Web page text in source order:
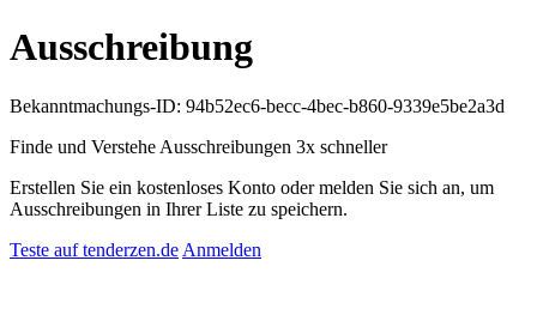
Ausschreibung
Bekanntmachungs-ID: 94b52ec6-becc-4bec-b860-9339e5be2a3d
Finde und Verstehe Ausschreibungen 3x schneller
Erstellen Sie ein kostenloses Konto oder melden Sie sich an, um
Ausschreibungen in Ihrer Liste zu speichern.
Teste auf tenderzen.de Anmelden